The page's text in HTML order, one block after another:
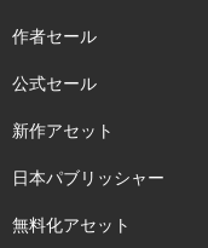
作者セール
公式セール
新作アセット
日本パブリッシャー
無料化アセット